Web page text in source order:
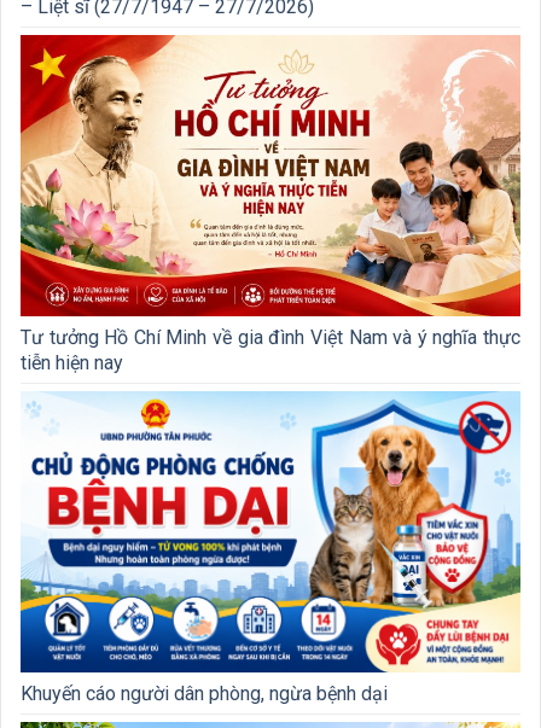
– Liệt sĩ (27/7/1947 – 27/7/2026)
Tư tưởng Hồ Chí Minh về gia đình Việt Nam và ý nghĩa thực
tiễn hiện nay
Khuyến cáo người dân phòng, ngừa bệnh dại